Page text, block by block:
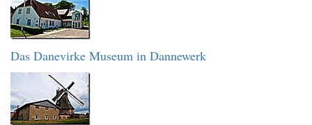
Das Danevirke Museum in Dannewerk